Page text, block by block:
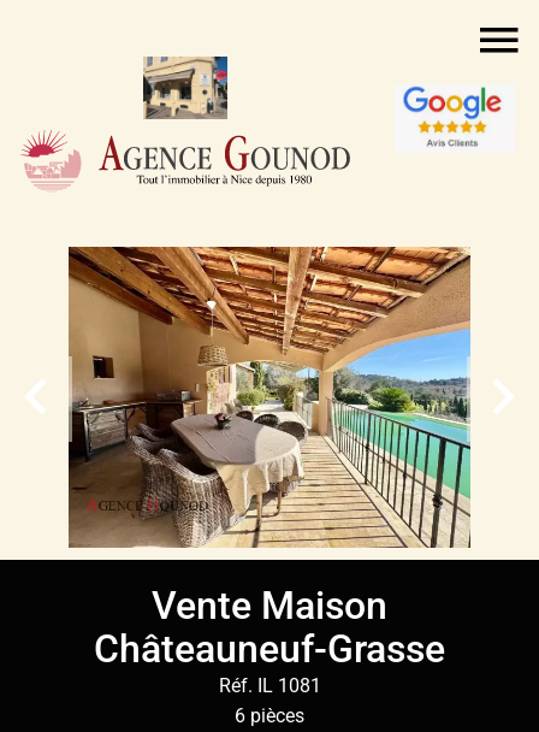
Vente Maison
Châteauneuf-Grasse
Réf. IL 1081
6 pièces